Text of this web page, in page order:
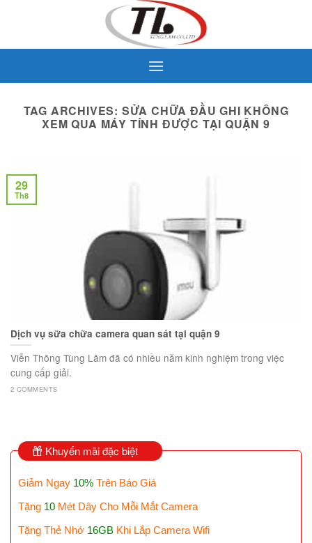
TAG ARCHIVES: SỬA CHỮA ĐẦU GHI KHÔNG
XEM QUA MÁY TÍNH ĐƯỢC TẠI QUẬN 9
Dịch vụ sữa chữa camera quan sát tại quận 9
Viễn Thông Tùng Lâm đã có nhiều năm kinh nghiệm trong việc
cung cấp giải.
2 COMMENTS
29
Th8
Khuyến mãi đặc biệt
Giảm Ngay 10% Trên Báo Giá
Tặng 10 Mét Dây Cho Mỗi Mắt Camera
Tặng Thẻ Nhớ 16GB Khi Lắp Camera Wifi